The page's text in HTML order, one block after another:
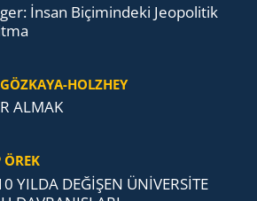
İnsan Biçimindeki Jeopolitik
HOLZHEY
ALMAK
ÖREK
YILDA DEĞİŞEN ÜNİVERSİTE